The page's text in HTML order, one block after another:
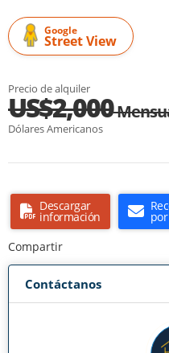
Google
Street View
Precio de alquiler
US$2,000
Dólares Americanos
Descargar
información
Compartir
Contáctanos